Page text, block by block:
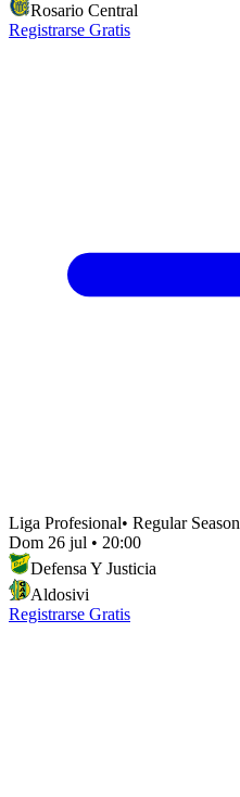
Rosario Central
Registrarse Gratis
Liga Profesional• Regular Season
Dom 26 jul • 20:00
Defensa Y Justicia
Aldosivi
Registrarse Gratis